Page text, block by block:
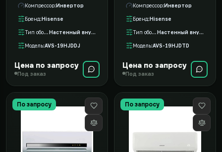
Компрессор Инвертор
Бренд Hisense
Тип оборудования Настенный внутренний блок VRF
Модель AVS-19HJDDJ
Цена по запросу
Под заказ
Компрессор Инвертор
Бренд Hisense
Тип оборудования Настенный внутренний блок VRF
Модель AVS-19HJDTD
Цена по запросу
Под заказ
По запросу По запросу